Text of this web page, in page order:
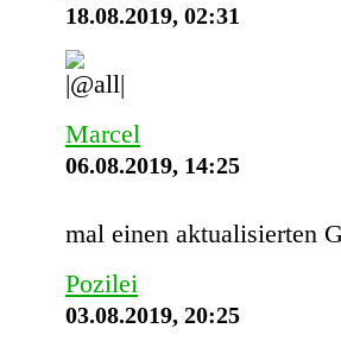
18.08.2019, 02:31
Marcel
06.08.2019, 14:25
mal einen aktualisierten
Pozilei
03.08.2019, 20:25